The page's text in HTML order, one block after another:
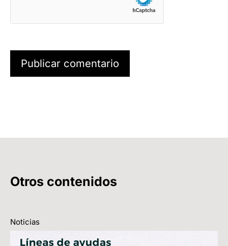
Otros contenidos
Noticias